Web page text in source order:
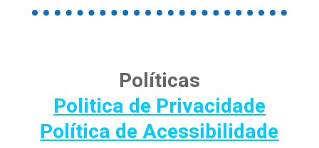
Políticas
Politica de Privacidade
Política de Acessibilidade